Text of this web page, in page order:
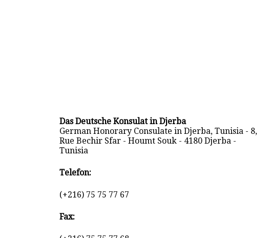
Das Deutsche Konsulat in Djerba
German Honorary Consulate in Djerba, Tunisia - 8,
Rue Bechir Sfar - Houmt Souk - 4180 Djerba -
Tunisia
Telefon:
(+216) 75 75 77 67
Fax: